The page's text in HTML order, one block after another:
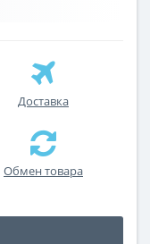
Доставка
Обмен товара